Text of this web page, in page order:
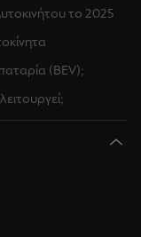
το 2025
(BEV);